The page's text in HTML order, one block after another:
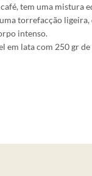
café, tem uma mistura
torrefacção
intenso.
em lata com 250 gr